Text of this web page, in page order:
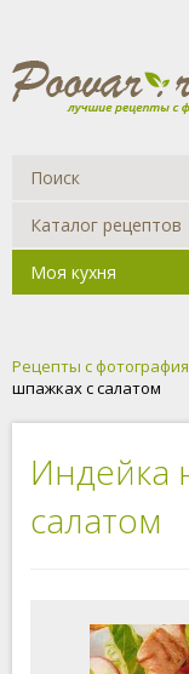
Каталог рецептов
Моя кухня
Рецепты с
шпажках с салатом
Индейка
салатом